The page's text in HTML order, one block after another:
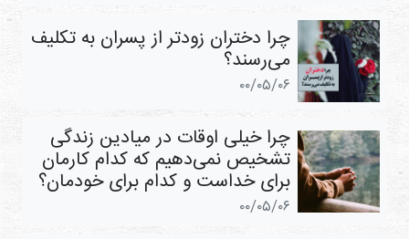
چرا دختران زودتر از پسران به تکلیف
می‌رسند؟
۰۰/۰۵/۰۶
چرا خیلی اوقات در میادین زندگی
تشخیص نمی‌دهیم که کدام کارمان
برای خداست و کدام برای خودمان؟
۰۰/۰۵/۰۶